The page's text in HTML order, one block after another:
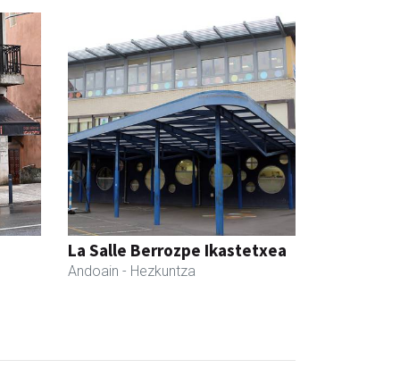
La Salle Berrozpe Ikastetxea
Andoain - Hezkuntza